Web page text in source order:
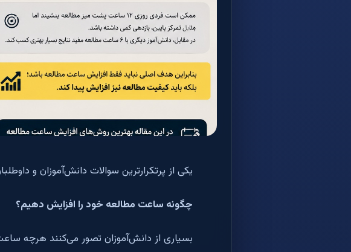
یکی از پرتکرارترین سوالات دانش‌آموزان و
چگونه ساعت مطالعه خود را افزایش دهیم؟
بسیاری از دانش‌آموزان تصور می‌کنند هرچه